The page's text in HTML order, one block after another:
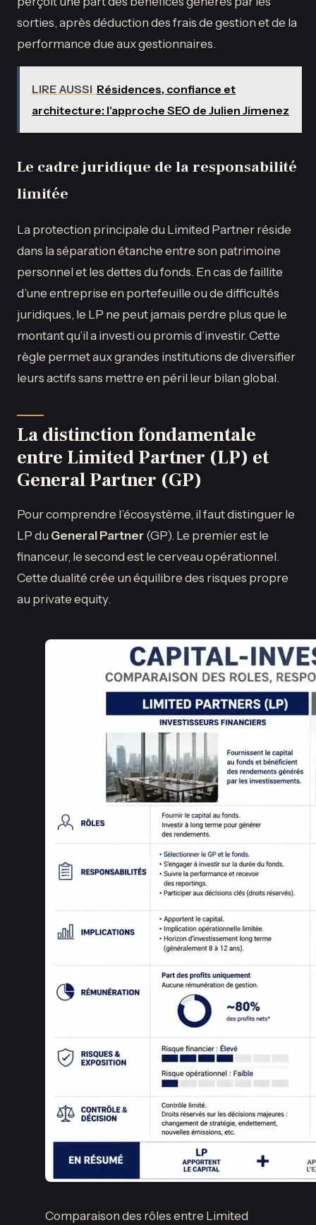
sorties, après déduction des frais de gestion et de la
performance due aux gestionnaires.
LIRE AUSSI Résidences, confiance et
architecture: l'approche SEO de Julien Jimenez
Le cadre juridique de la responsabilité
limitée
La protection principale du Limited Partner réside
dans la séparation étanche entre son patrimoine
personnel et les dettes du fonds. En cas de faillite
d’une entreprise en portefeuille ou de difficultés
juridiques, le LP ne peut jamais perdre plus que le
montant qu’il a investi ou promis d’investir. Cette
règle permet aux grandes institutions de diversifier
leurs actifs sans mettre en péril leur bilan global.
La distinction fondamentale
entre Limited Partner (LP) et
General Partner (GP)
Pour comprendre l’écosystème, il faut distinguer le
LP du General Partner(GP). Le premier est le
financeur, le second est le cerveau opérationnel.
Cette dualité crée un équilibre des risques propre
au private equity.
Comparaison des rôles entre Limited